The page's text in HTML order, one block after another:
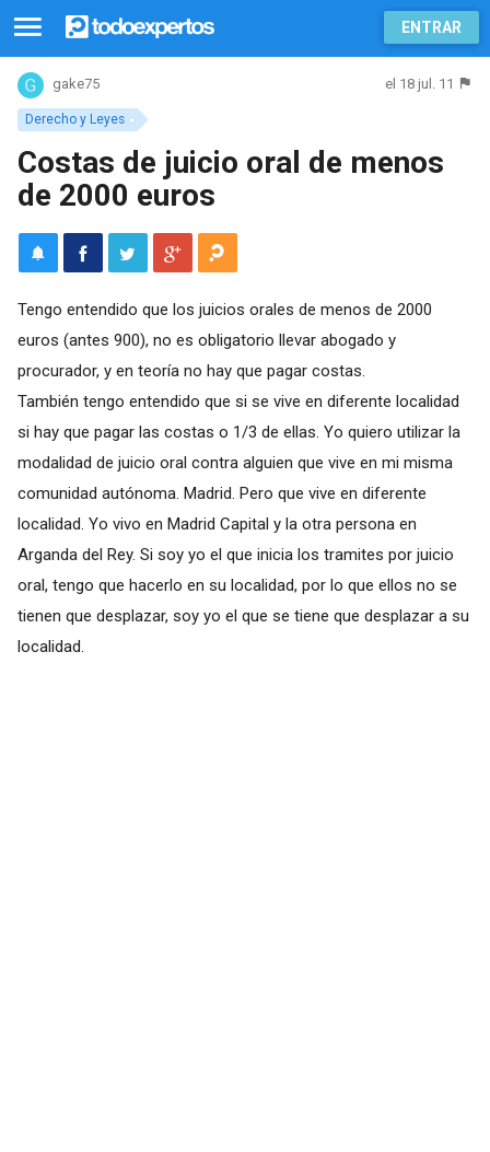
ENTRAR
Derecho y Leyes
gake75 el 18 jul. 11
Costas de juicio oral de menos
de 2000 euros
Tengo entendido que los juicios orales de menos de 2000
euros (antes 900), no es obligatorio llevar abogado y
procurador, y en teoría no hay que pagar costas.
También tengo entendido que si se vive en diferente localidad
si hay que pagar las costas o 1/3 de ellas. Yo quiero utilizar la
modalidad de juicio oral contra alguien que vive en mi misma
comunidad autónoma. Madrid. Pero que vive en diferente
localidad. Yo vivo en Madrid Capital y la otra persona en
Arganda del Rey. Si soy yo el que inicia los tramites por juicio
oral, tengo que hacerlo en su localidad, por lo que ellos no se
tienen que desplazar, soy yo el que se tiene que desplazar a su
localidad.